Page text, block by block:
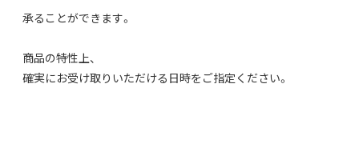
承ることができます。
商品の特性上、
確実にお受け取りいただける日時をご指定ください。